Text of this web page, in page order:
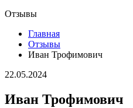
Отзывы
Главная
Отзывы
Иван Трофимович
22.05.2024
Иван Трофимович